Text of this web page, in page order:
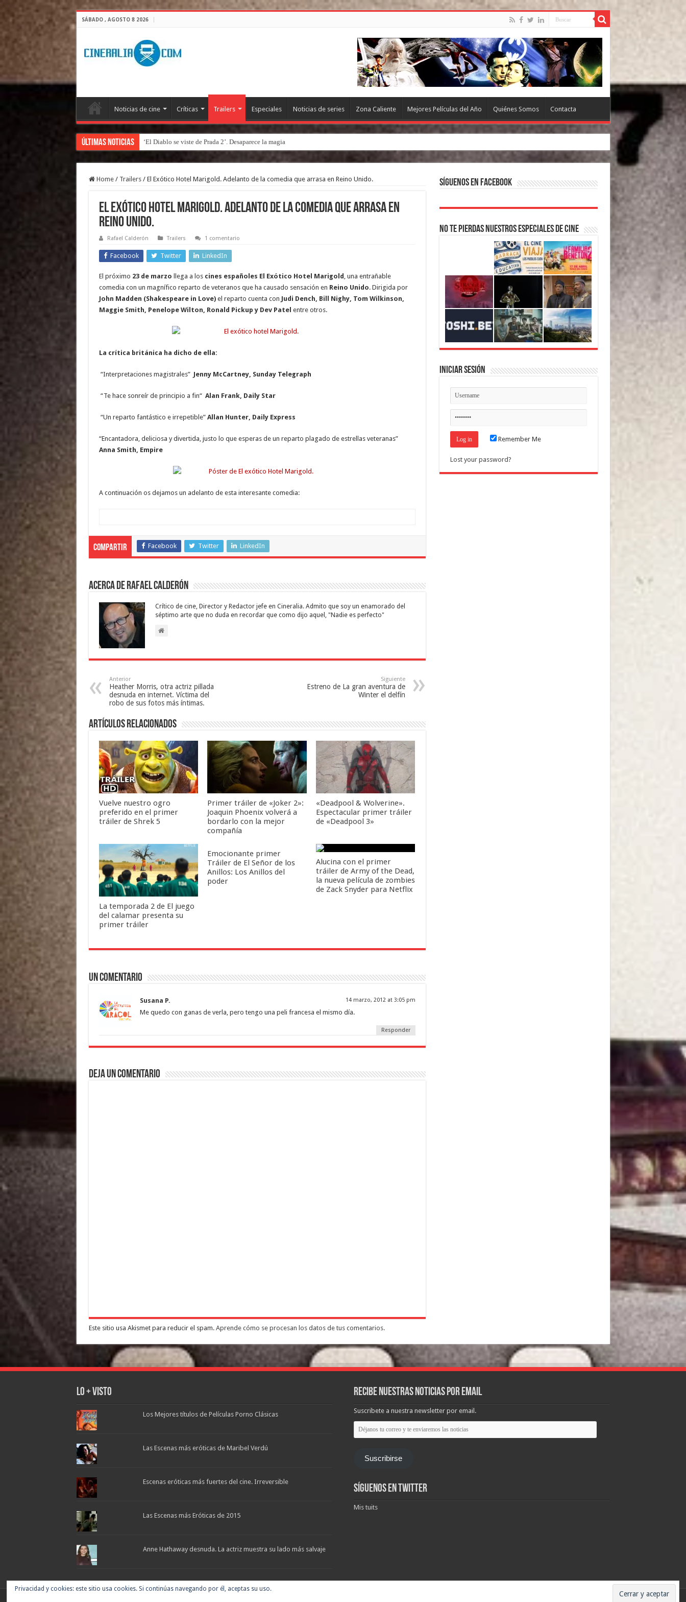
SÁBADO , AGOSTO 8 2026
Noticias de cine Críticas Trailers Especiales Noticias de series Zona Caliente Mejores Películas del Año Quiénes Somos Contacta
Últimas Noticias ‘El Diablo se viste de Prada 2’. Desaparece la magia
Home / Trailers / El Exótico Hotel Marigold. Adelanto de la comedia que arrasa en Reino Unido.
El Exótico Hotel Marigold. Adelanto de la comedia que arrasa en
Reino Unido.
Rafael Calderón Trailers 1 comentario
Facebook Twitter LinkedIn
El próximo 23 de marzo llega a los cines españoles El Exótico Hotel Marigold , una entrañable
comedia con un magnífico reparto de veteranos que ha causado sensación en Reino Unido. Dirigida por
John Madden (Shakespeare in Love)el reparto cuenta con Judi Dench, Bill Nighy, Tom Wilkinson,
Maggie Smith, Penelope Wilton, Ronald Pickup y Dev Patel entre otros.
La crítica británica ha dicho de ella:
“Interpretaciones magistrales” Jenny McCartney, Sunday Telegraph
“Te hace sonreír de principio a fin“ Alan Frank, Daily Star
“Un reparto fantástico e irrepetible” Allan Hunter, Daily Express
“Encantadora, deliciosa y divertida, justo lo que esperas de un reparto plagado de estrellas veteranas”
Anna Smith, Empire
A continuación os dejamos un adelanto de esta interesante comedia:
Compartir Facebook Twitter LinkedIn
Acerca de Rafael Calderón
Crítico de cine, Director y Redactor jefe en Cineralia. Admito que soy un enamorado del
séptimo arte que no duda en recordar que como dijo aquel, "Nadie es perfecto"
Anterior
Heather Morris, otra actriz pillada
desnuda en internet. Víctima del
robo de sus fotos más íntimas.
Siguiente
Estreno de La gran aventura de
Winter el delfín
Artículos relacionados
Vuelve nuestro ogro
preferido en el primer
tráiler de Shrek 5
Primer tráiler de «Joker 2»:
Joaquin Phoenix volverá a
bordarlo con la mejor
compañía
«Deadpool & Wolverine».
Espectacular primer tráiler
de «Deadpool 3»
La temporada 2 de El juego
del calamar presenta su
primer tráiler
Emocionante primer
Tráiler de El Señor de los
Anillos: Los Anillos del
poder
Alucina con el primer
tráiler de Army of the Dead,
la nueva película de zombies
de Zack Snyder para Netflix
Un comentario
Susana P. 14 marzo, 2012 at 3:05 pm
Me quedo con ganas de verla, pero tengo una peli francesa el mismo día.
Responder
Deja un comentario
Este sitio usa Akismet para reducir el spam. Aprende cómo se procesan los datos de tus comentarios.
Síguenos en Facebook
No te pierdas nuestros Especiales de Cine
Iniciar Sesión
Remember Me
Lost your password?
Lo + Visto
Los Mejores títulos de Películas Porno Clásicas
Las Escenas más eróticas de Maribel Verdú
Escenas eróticas más fuertes del cine. Irreversible
Las Escenas más Eróticas de 2015
Anne Hathaway desnuda. La actriz muestra su lado más salvaje
Recibe nuestras noticias por email
Suscribete a nuestra newsletter por email.
Déjanos
tu
correo
enviaremos
Suscribirse
Síguenos en Twitter
Mis tuits
Privacidad y cookies: este sitio usa cookies. Si continúas navegando por él, aceptas su uso.